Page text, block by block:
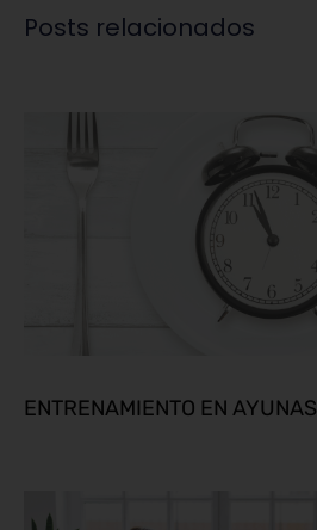
Posts relacionados
ENTRENAMIENTO EN AYUNAS